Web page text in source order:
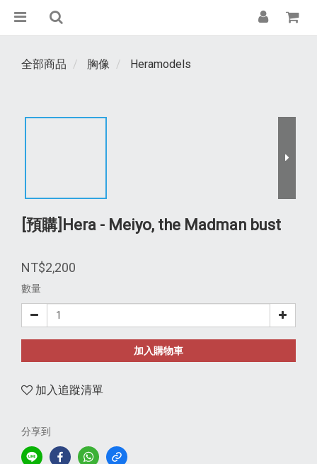
全部商品 胸像 Heramodels
[預購]Hera - Meiyo, the Madman bust
NT$2,200
數量
加入購物車
加入追蹤清單
分享到